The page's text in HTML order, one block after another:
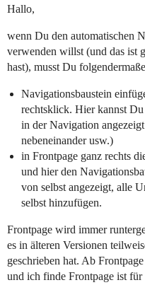
Hallo,
wenn Du den automatischen
verwenden willst (und das ist
hast), musst Du
Navigationsbaustein
rechtsklick. Hier kannst
in der Navigation
nebeneinander usw.)
in Frontpage ganz rechts
und hier den
von selbst angezeigt, alle
selbst hinzufügen.
Frontpage wird immer
es in älteren Versionen
geschrieben hat. Ab
und ich finde Frontpage ist